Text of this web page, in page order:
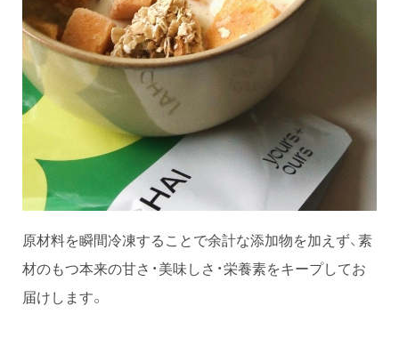
原材料を瞬間冷凍することで余計な添加物を加えず、素
材のもつ本来の甘さ・美味しさ・栄養素をキープしてお
届けします。